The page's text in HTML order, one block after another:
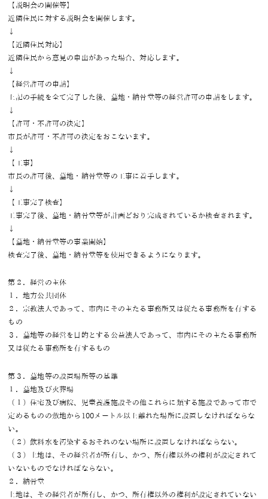
【説明会の開催等】
近隣住民に対する説明会を開催します。
↓
【近隣住民対応】
近隣住民から意見の申出があった場合、対応します。
↓
【経営許可の申請】
上記の手続を全て完了した後、墓地・納骨堂等の経営許可の申請をします。
↓
【許可・不許可の決定】
市長が許可・不許可の決定をおこないます。
↓
【工事】
市長の許可後、墓地・納骨堂等の工事に着手します。
↓
【工事完了検査】
工事完了後、墓地・納骨堂等が計画どおり完成されているか検査されます。
↓
【墓地・納骨堂等の事業開始】
検査完了後、墓地・納骨堂等を使用できるようになります。
第２．経営の主体
１．地方公共団体
２．宗教法人であって、市内にその主たる事務所又は従たる事務所を有する
もの
３．墓地等の経営を目的とする公益法人であって、市内にその主たる事務所
又は従たる事務所を有するもの
第３．墓地等の設置場所等の基準
１．墓地及び火葬場
（１）住宅及び病院、児童養護施設その他これらに類する施設であって市で
定めるものの敷地から100メートル以上離れた場所に設置しなければならな
い。
（２）飲料水を汚染するおそれのない場所に設置しなければならない。
（３）土地は、その経営者が所有し、かつ、所有権以外の権利が設定されて
いないものでなければならない。
２．納骨堂
土地は、その経営者が所有し、かつ、所有権以外の権利が設定されていない